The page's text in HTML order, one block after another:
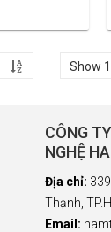
Show
CÔNG
NGHỆ
Địa chỉ:
Thạnh,
Email: